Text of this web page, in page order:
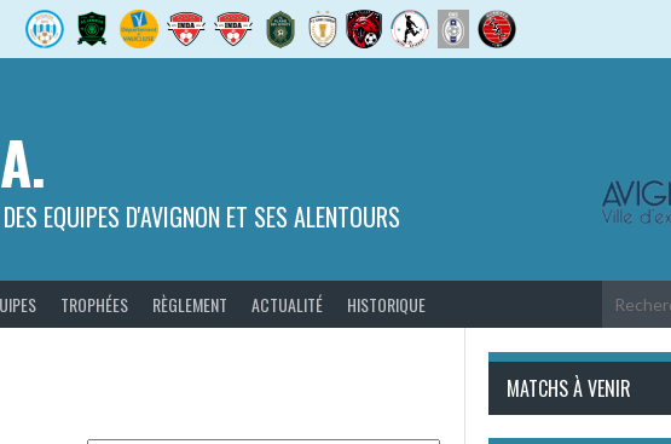
EQUIPES D'AVIGNON ET SES ALENTOURS
TROPHÉES RÈGLEMENT ACTUALITÉ HISTORIQUE
MATCHS À VENIR